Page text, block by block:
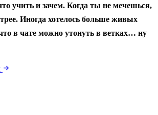
учить и зачем. Когда ты не мечешься,
Иногда хотелось больше живых
в чате можно утонуть в ветках… ну